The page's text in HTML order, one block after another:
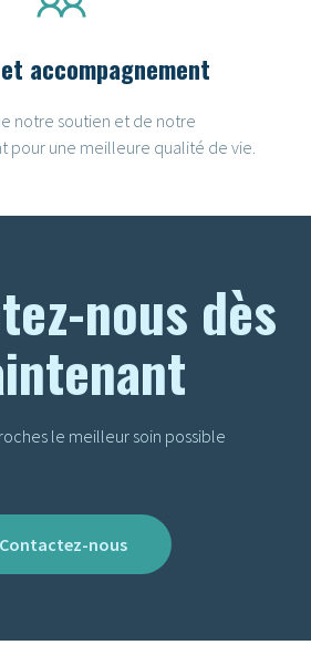
accompagnement
notre soutien et de notre
pour une meilleure qualité de vie.
nous dès
le meilleur soin possible
Contactez-nous